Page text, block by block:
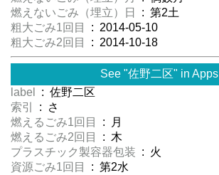
燃えないごみ（埋立）日
: 第2土
粗大ごみ1回目
: 2014-05-10
粗大ごみ2回目
: 2014-10-18
See "佐野二区" in Apps
label
: 佐野二区
索引
: さ
燃えるごみ1回目
: 月
燃えるごみ2回目
: 木
プラスチック製容器包装 : 火
資源ごみ1回目
: 第2水